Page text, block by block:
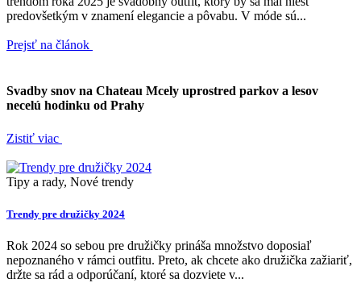
predovšetkým v znamení elegancie a pôvabu. V móde sú...
Prejsť na článok
Svadby snov na Chateau Mcely uprostred parkov a lesov
necelú hodinku od Prahy
Zistiť viac
Tipy a rady, Nové trendy
Trendy pre družičky 2024
Rok 2024 so sebou pre družičky prináša množstvo doposiaľ
nepoznaného v rámci outfitu. Preto, ak chcete ako družička zažiariť,
držte sa rád a odporúčaní, ktoré sa dozviete v...